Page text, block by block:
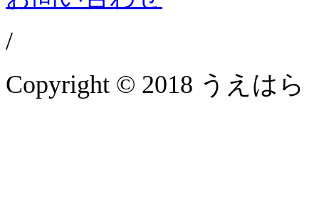
/
Copyright © 2018 うえは